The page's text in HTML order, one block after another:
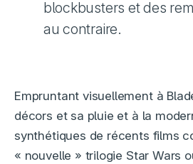
blockbusters et des
au contraire.
Empruntant visuellement à
décors et sa pluie et à la
synthétiques de récents films
« nouvelle » trilogie Star Wars